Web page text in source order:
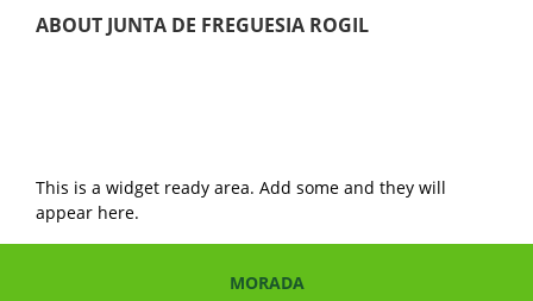
ABOUT JUNTA DE FREGUESIA ROGIL
This is a widget ready area. Add some and they will
appear here.
MORADA